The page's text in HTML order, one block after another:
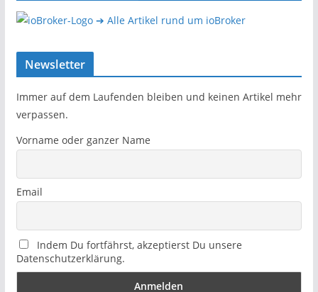
➔ Alle Artikel rund um ioBroker
Newsletter
Immer auf dem Laufenden bleiben und keinen Artikel mehr
verpassen.
Vorname oder ganzer Name
Email
Indem Du fortfährst, akzeptierst Du unsere
Datenschutzerklärung.